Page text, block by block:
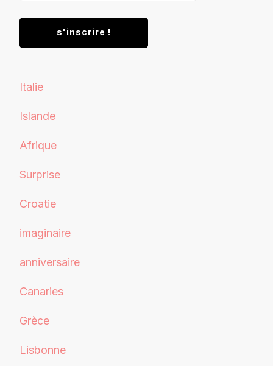
Italie
Islande
Afrique
Surprise
Croatie
imaginaire
anniversaire
Canaries
Grèce
Lisbonne